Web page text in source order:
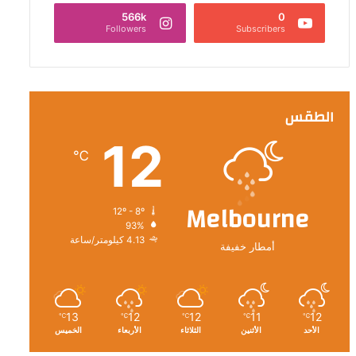
0
Subscribers
566k
Followers
الطقس
Melbourne
أمطار خفيفة
12
℃
93%
4.13 كيلومتر/ساعة
12
℃
الأحد
11
℃
الأثنين
12
℃
الثلاثاء
12
℃
الأربعاء
13
℃
الخميس